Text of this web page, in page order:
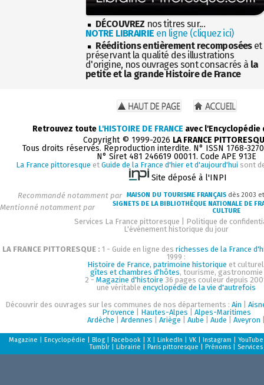
DÉCOUVREZ nos titres sur...
NOTRE LIBRAIRIE en ligne (cliquez ici)
Rééditions entièrement recomposéeset
préservant la qualité des illustrations
d'origine, nos ouvrages sont consacrés à la
petite et la grande Histoire de France
Retrouvez toute L'HISTOIRE DE FRANCE avec
Copyright © 1999-2026 LA FRANCE
Tous droits réservés. Reproduction interdite. N° ISSN 1768-
N° Siret 481 246619 00011. Code APE 913E
La France pittoresque et Guide de la France d'hier et d'aujourd'hui sont
Site déposé à l'INPI
Recommandé notamment par MAISON DU TOURISME FRANÇAIS dès 2003
Mentionné notamment par
SIGNETS DE LA BIBLIOTHÈQUE NATIONALE DE
CULTURE
Services La France pittoresque
Politique de
L'événement historique du jour
LA FRANCE PITTORESQUE : 1 - Guide en ligne des richesses de la France
1999 :
Histoire de France, patrimoine historique et
gîtes et chambres d'hôtes, tourisme, gastronomie
2 - Magazine d'histoire 36 pages couleur depuis
une véritableencyclopédie de la vie d'autrefois
Découvrir des ouvrages sur les communes de nos départements :Ain |
Provence
Hautes-Alpes
Alpes-Maritimes
Ardèche |Ardennes |Ariège |Aube |Aude |Aveyron
Magazine |Encyclopédie |Blog |Facebook |X |LinkedIn |VK |Instagram |YouTube
Tumblr |Librairie |Paris pittoresque |Prénoms Services